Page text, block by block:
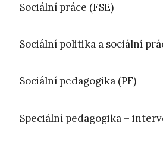
Sociální práce (FSE)
Sociální politika a sociální
Sociální pedagogika (PF)
Speciální pedagogika –